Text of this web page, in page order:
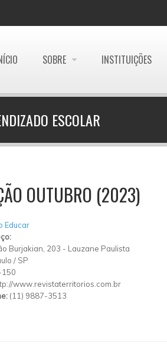
SOBRE INSTITUIÇÕES
ESCOLAR
OUTUBRO (2023)
Educar
Burjakian, 203 - Lauzane Paulista
/ SP
www.revistaterritorios.com.br
(11) 9887-3513